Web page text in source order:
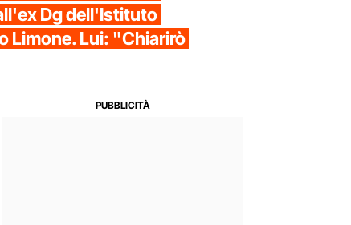
Dg dell'Istituto
Limone. Lui: "Chiarirò